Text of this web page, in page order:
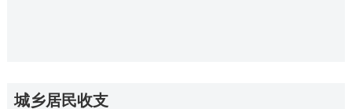
城乡居民收支